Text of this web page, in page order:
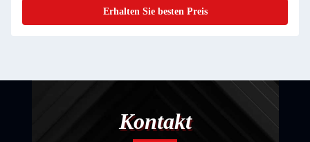
Erhalten Sie besten Preis
Kontakt